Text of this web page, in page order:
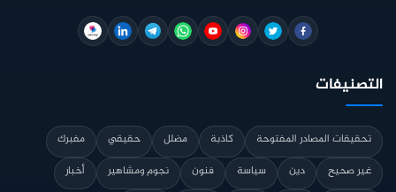
التصنيفات
تحقيقات المصادر المفتوحة كاذبة مضلل حقيقي
مفبرك
غير صحيح
دين سياسة فنون نجوم ومشاهير
أخبار